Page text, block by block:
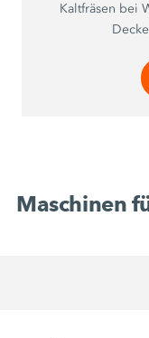
Kaltfräsen bei
Maschinen